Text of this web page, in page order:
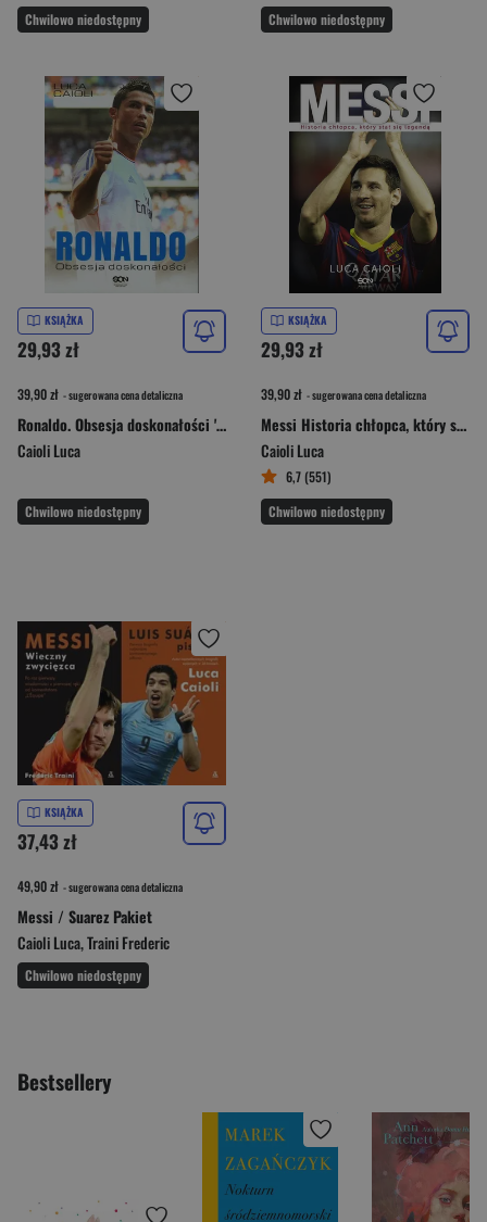
Chwilowo niedostępny Chwilowo niedostępny
KSIĄŻKA
29,93 zł
39,90 zł - sugerowana cena detaliczna
Ronaldo. Obsesja doskonałości '13
Caioli Luca
Chwilowo niedostępny
KSIĄŻKA
29,93 zł
39,90 zł - sugerowana cena detaliczna
Messi Historia chłopca, który stał się legendą
Caioli Luca
6,7 (551)
Chwilowo niedostępny
KSIĄŻKA
37,43 zł
49,90 zł - sugerowana cena detaliczna
Messi / Suarez Pakiet
Caioli Luca,Traini Frederic
Chwilowo niedostępny
Bestsellery